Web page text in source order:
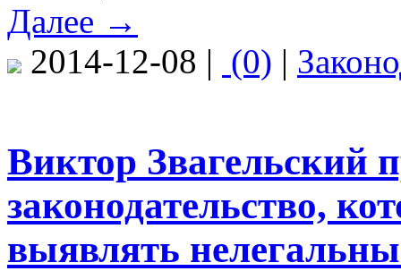
Далее →
2014-12-08 | (0) |
Виктор Звагельский
законодательство,
выявлять